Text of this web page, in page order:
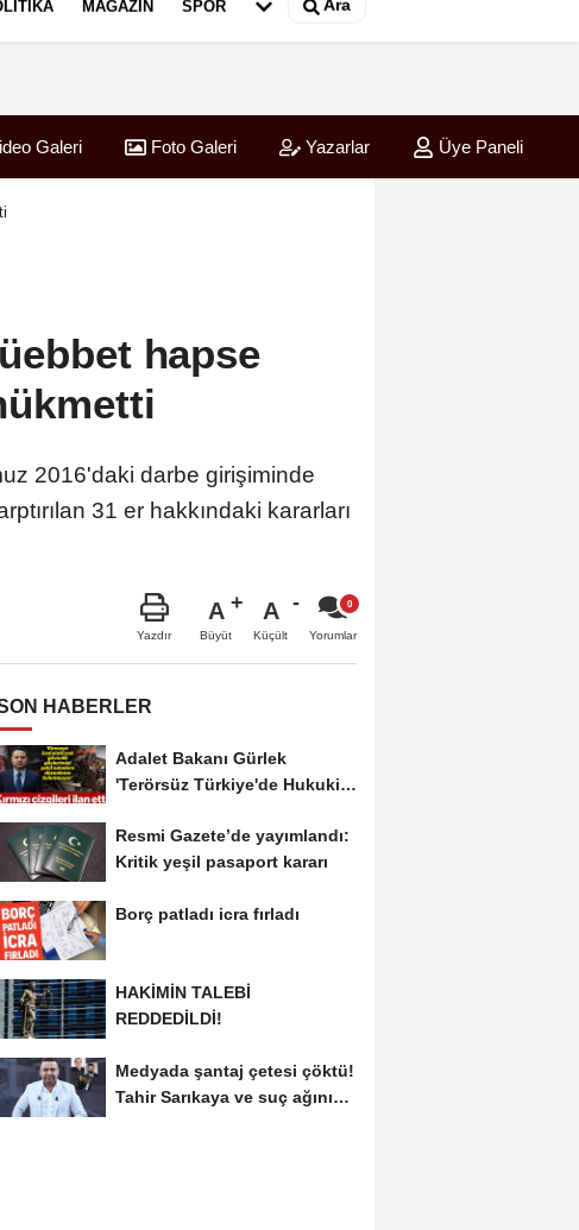
MAGAZIN SPOR Ara
icra fırladı
Galeri Foto Galeri Yazarlar Üye Paneli
hapse
2016'daki darbe girişiminde
31 er hakkındaki kararları
Yazdır
A
Büyüt
A
Küçült Yorumlar
HABERLER
Adalet Bakanı Gürlek
'Terörsüz Türkiye'de Hukuki
Resmi Gazete’de yayımlandı:
Kritik yeşil pasaport kararı
Borç patladı icra fırladı
HAKİMİN TALEBİ
REDDEDİLDİ!
Medyada şantaj çetesi çöktü!
Tahir Sarıkaya ve suç ağının